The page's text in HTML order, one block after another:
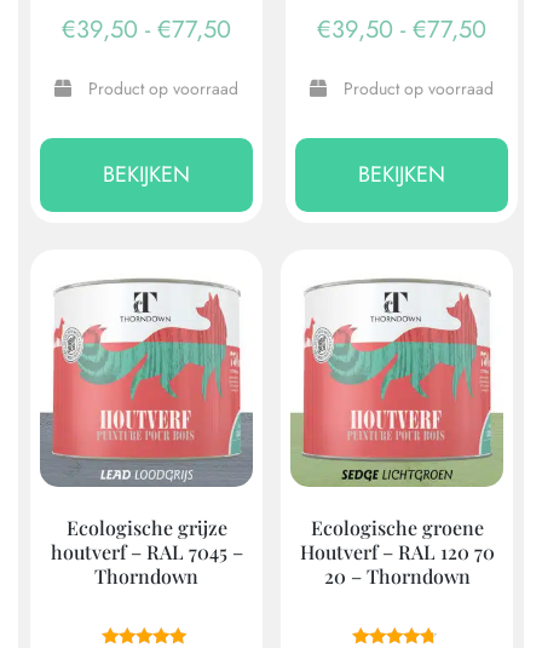
€39,50 - €77,50 Prijsklasse:
tot
€77,50
Product op voorraad
BEKIJKEN
product
meerdere
gekozen
op
de
productpagina
€39,50 - €77,50
tot
Product op voorraad
BEKIJKEN
Ecologische grijze
houtverf – RAL 7045 –
Thorndown
Ecologische groene
Houtverf – RAL 120 70
20 – Thorndown